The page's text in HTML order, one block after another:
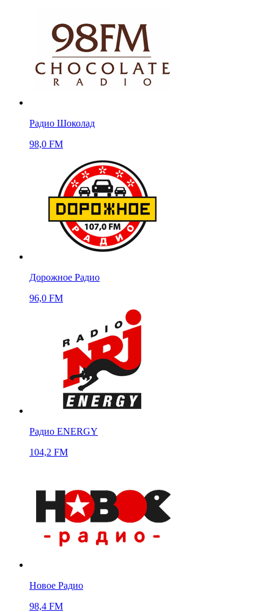
Радио Шоколад
98,0 FM
Дорожное Радио
96,0 FM
Радио ENERGY
104,2 FM
Новое Радио
98,4 FM